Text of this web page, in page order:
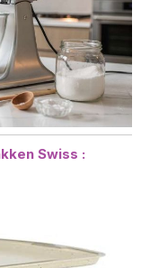
Swiss :